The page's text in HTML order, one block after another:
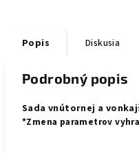
Popis Diskusia
Podrobný popis
Sada vnútornej a
*Zmena parametrov